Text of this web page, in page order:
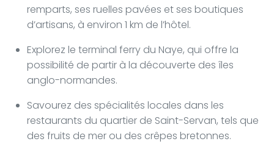
remparts, ses ruelles pavées et ses boutiques
d’artisans, à environ 1 km de l’hôtel.
Explorez le terminal ferry du Naye, qui offre la
possibilité de partir à la découverte des îles
anglo-normandes.
Savourez des spécialités locales dans les
restaurants du quartier de Saint-Servan, tels que
des fruits de mer ou des crêpes bretonnes.